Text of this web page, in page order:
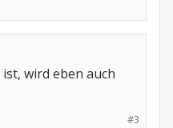
wird eben auch
#3